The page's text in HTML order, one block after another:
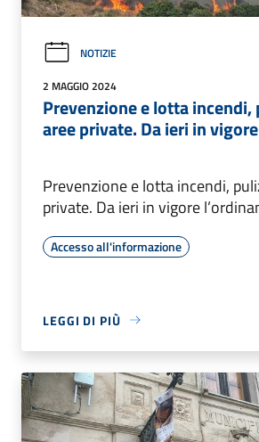
NOTIZIE
2 MAGGIO 2024
Prevenzione e lotta incendi,
aree private. Da ieri in
Prevenzione e lotta incendi,
private. Da ieri in vigore
Accesso all'informazione
LEGGI DI PIÙ